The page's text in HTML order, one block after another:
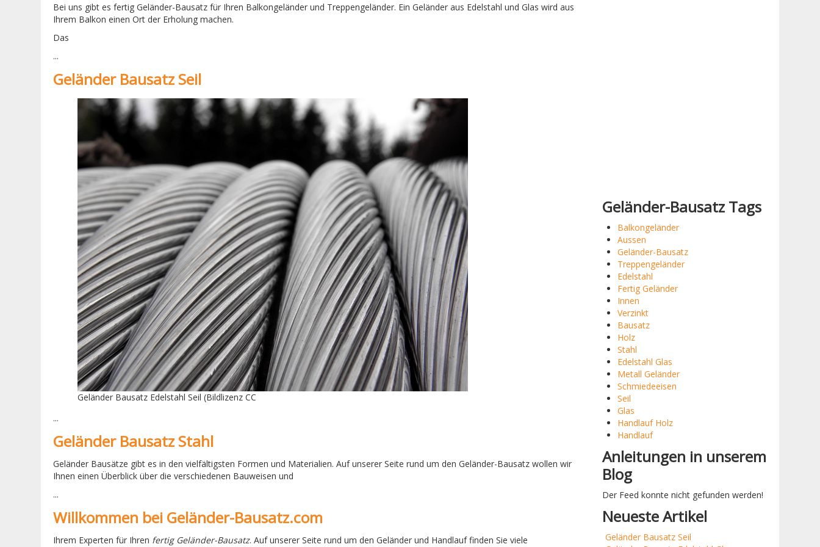
Bei uns gibt es fertig Geländer-Bausatz für Ihren Balkongeländer und Treppengeländer. Ein Geländer aus Edelstahl und Glas wird aus
Ihrem Balkon einen Ort der Erholung machen.
Das
...
Geländer Bausatz Seil
Geländer Bausatz Edelstahl Seil (Bildlizenz CC
...
Geländer Bausatz Stahl
Geländer Bausätze gibt es in den vielfältigsten Formen und Materialien. Auf unserer Seite rund um den Geländer-Bausatz wollen wir
Ihnen einen Überblick über die verschiedenen Bauweisen und
...
Willkommen bei Geländer-Bausatz.com
Ihrem Experten für Ihren fertig Geländer-Bausatz. Auf unserer Seite rund um den Geländer und Handlauf finden Sie viele
Geländer-Bausatz Tags
Balkongeländer
Aussen
Geländer-Bausatz
Treppengeländer
Edelstahl
Fertig Geländer
Innen
Verzinkt
Bausatz
Holz
Stahl
Edelstahl Glas
Metall Geländer
Schmiedeeisen
Seil
Glas
Handlauf Holz
Handlauf
Anleitungen in unserem
Blog
Der Feed konnte nicht gefunden werden!
Neueste Artikel
Geländer Bausatz Seil